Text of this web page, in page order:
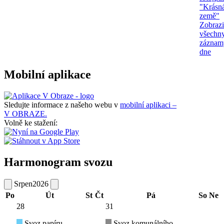
země"
dne
Mobilní aplikace
Sledujte informace z našeho webu v mobilní aplikaci –
V OBRAZE.
Volně ke stažení:
Harmonogram svozu
Srpen2026
Po
Út St Čt Pá So Ne
28
31